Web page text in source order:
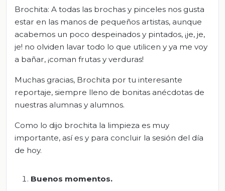
Brochita: A todas las brochas y pinceles nos gusta
estar en las manos de pequeños artistas, aunque
acabemos un poco despeinados y pintados, ¡je, je,
je! no olviden lavar todo lo que utilicen y ya me voy
a bañar, ¡coman frutas y verduras!
Muchas gracias, Brochita por tu interesante
reportaje, siempre lleno de bonitas anécdotas de
nuestras alumnas y alumnos.
Como lo dijo brochita la limpieza es muy
importante, así es y para concluir la sesión del día
de hoy.
Buenos momentos.